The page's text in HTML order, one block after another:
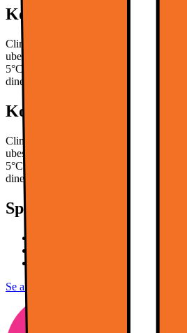
Kort om produktet
Climadiff-vinskabet CBU20S2B har et
ubesværet passer ind i ethvert hjem. Det
5°C til 20°C og kan opbevare op til 20
dine vine mod UV-lys.
Kort om produktet
Climadiff-vinskabet CBU20S2B har et
ubesværet passer ind i ethvert hjem. Det
5°C til 20°C og kan opbevare op til 20
dine vine mod UV-lys.
Specifikationer
Se alle specifikationer